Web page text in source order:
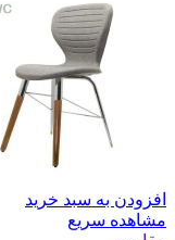
افزودن به سبد خرید
مشاهده سریع